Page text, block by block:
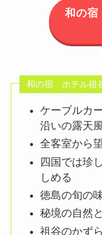
和の
和の宿 ホテル祖
ケーブルカ
沿いの露天
全客室から
四国では珍
しめる​
徳島の旬の
秘境の自然
祖谷のかず